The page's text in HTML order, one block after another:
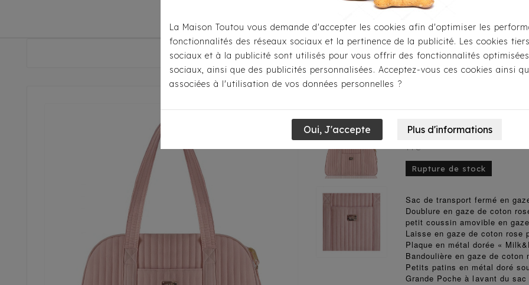
Accueil Pour Le Transport Sacs De Transport Sac Milk &
Sac Milk &
98,85 €
TTC
Rupture de stock
Sac de transport fermé en
Doublure en gaze de coton
petit coussin amovible en
Laisse en gaze de coton rose
Plaque en métal dorée «
Bandoulière en gaze de coton
Petits patins en métal doré
Grande Poche à lavant du sac
La Maison Toutou vous demande d'accepter les cookies afin d'optimiser les
fonctionnalités des réseaux sociaux et la pertinence de la publicité. Les cookies
sociaux et à la publicité sont utilisés pour vous offrir des fonctionnalités
sociaux, ainsi que des publicités personnalisées. Acceptez-vous ces cookies ainsi
associées à l'utilisation de vos données personnelles ?